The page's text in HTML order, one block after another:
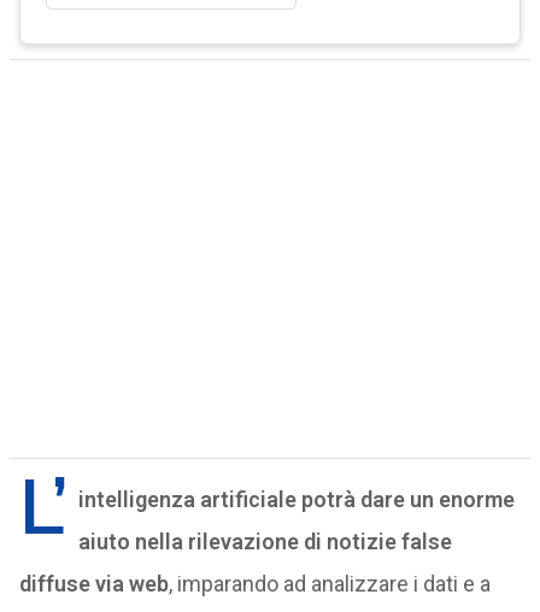
L’ intelligenza artificiale potrà dare un enorme
aiuto nella rilevazione di notizie false
diffuse via web, imparando ad analizzare i dati e a